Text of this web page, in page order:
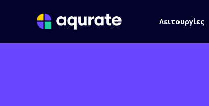
Λειτουργίες